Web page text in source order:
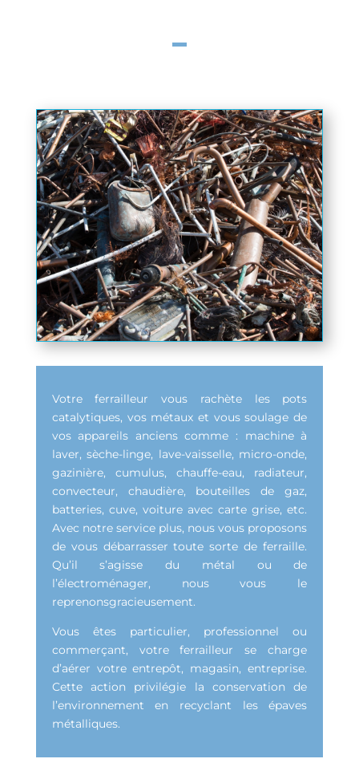
Votre ferrailleur vous rachète les pots
catalytiques, vos métaux et vous soulage de
vos appareils anciens comme : machine à
laver, sèche-linge, lave-vaisselle, micro-onde,
gazinière, cumulus, chauffe-eau, radiateur,
convecteur, chaudière, bouteilles de gaz,
batteries, cuve, voiture avec carte grise, etc.
Avec notre service plus, nous vous proposons
de vous débarrasser toute sorte de ferraille.
Qu’il s’agisse du métal ou de
l’électroménager, nous vous le
reprenonsgracieusement.
Vous êtes particulier, professionnel ou
commerçant, votre ferrailleur se charge
d’aérer votre entrepôt, magasin, entreprise.
Cette action privilégie la conservation de
l’environnement en recyclant les épaves
métalliques.